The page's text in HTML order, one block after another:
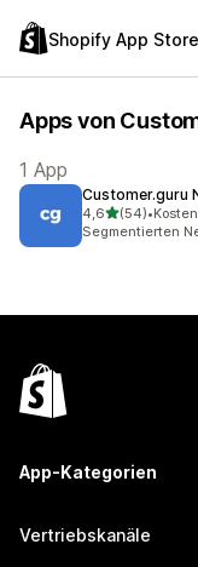
Shopify App Store
Apps von
1 App
Customer.guru
4,6von 5 Sternen
(54)
54 Rezensionen
•
Segmentierten
App-Kategorien
Vertriebskanäle